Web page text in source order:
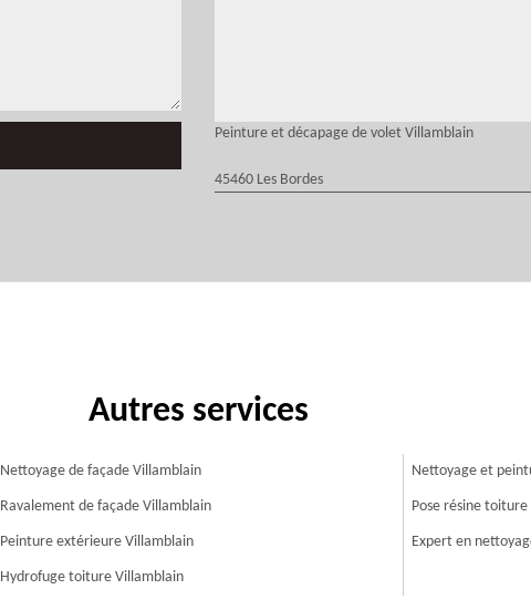
Peinture et décapage de volet Villamblain
45460 Les Bordes
Autres services
Nettoyage de façade Villamblain
Ravalement de façade Villamblain
Peinture extérieure Villamblain
Hydrofuge toiture Villamblain
Nettoyage et
Pose résine
Expert en